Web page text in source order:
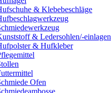
& Klebebeschläge
& Ledersohlen/-einlagen
& Hufkleber
Ofen